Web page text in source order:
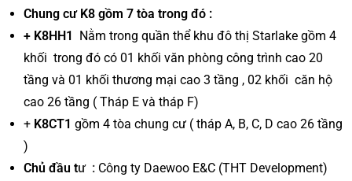
Chung cư K8 gồm 7 tòa trong đó :
+ K8HH1 Nằm trong quần thể khu đô thị Starlake gồm 4
khối trong đó có 01 khối văn phòng công trình cao 20
tầng và 01 khối thương mại cao 3 tầng , 02 khối căn hộ
cao 26 tầng ( Tháp E và tháp F)
+ K8CT1 gồm 4 tòa chung cư ( tháp A, B, C, D cao 26 tầng
)
Chủ đầu tư : Công ty Daewoo E&C (THT Development)